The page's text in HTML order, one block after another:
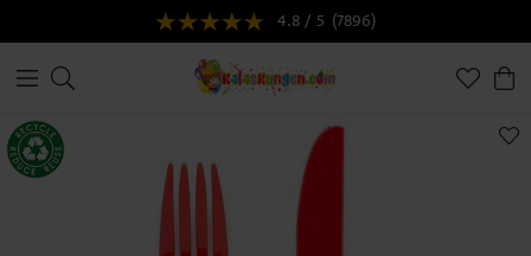
4.8 / 5 (7896)